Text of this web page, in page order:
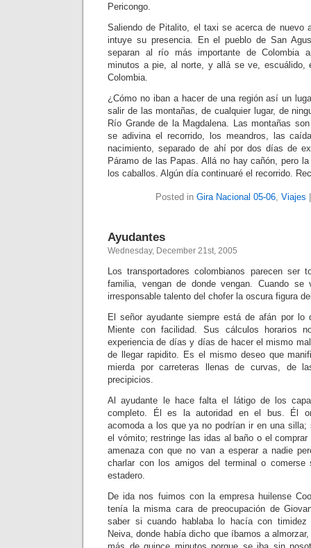
Pericongo.
Saliendo de Pitalito, el taxi se acerca de nuevo
intuye su presencia. En el pueblo de San
separan al río más importante de Colombia
minutos a pie, al norte, y allá se ve, escuálido,
Colombia.
¿Cómo no iban a hacer de una región así un
salir de las montañas, de cualquier lugar, de
Río Grande de la Magdalena. Las montañas
se adivina el recorrido, los meandros, las
nacimiento, separado de ahí por dos días de
Páramo de las Papas. Allá no hay cañón, pero
los caballos. Algún día continuaré el recorrido.
Posted in Gira Nacional 05-06, Viajes
Ayudantes
Wednesday, December 21st, 2005
Los transportadores colombianos parecen ser
familia, vengan de donde vengan. Cuando
irresponsable talento del chofer la oscura figura
El señor ayudante siempre está de afán por lo
Miente con facilidad. Sus cálculos horarios
experiencia de días y días de hacer el mismo
de llegar rapidito. Es el mismo deseo que
mierda por carreteras llenas de curvas, de
precipicios.
Al ayudante le hace falta el látigo de los
completo. Él es la autoridad en el bus. Él
acomoda a los que ya no podrían ir en una
el vómito; restringe las idas al baño o el
amenaza con que no van a esperar a nadie
charlar con los amigos del terminal o comerse
estadero.
De ida nos fuimos con la empresa huilense
tenía la misma cara de preocupación de
saber si cuando hablaba lo hacía con timidez
Neiva, donde había dicho que íbamos a